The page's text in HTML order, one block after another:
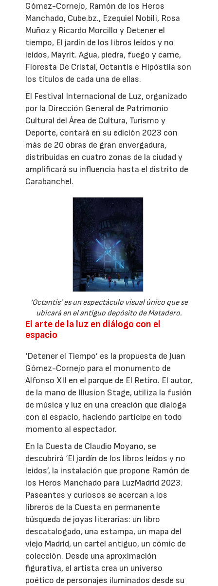
Gómez-Cornejo, Ramón de los Heros
Manchado, Cube.bz., Ezequiel Nobili, Rosa
Muñoz y Ricardo Morcillo y Detener el
tiempo, El jardín de los libros leídos y no
leídos, Mayrit. Agua, piedra, fuego y carne,
Floresta De Cristal, Octantis e Hipóstila son
los títulos de cada una de ellas.
El Festival Internacional de Luz, organizado
por la Dirección General de Patrimonio
Cultural del Área de Cultura, Turismo y
Deporte, contará en su edición 2023 con
más de 20 obras de gran envergadura,
distribuidas en cuatro zonas de la ciudad y
amplificará su influencia hasta el distrito de
Carabanchel.
‘Octantis’ es un espectáculo visual único que se
ubicará en el antiguo depósito de Matadero.
El arte de la luz en diálogo con el
espacio
‘Detener el Tiempo’ es la propuesta de Juan
Gómez-Cornejo para el monumento de
Alfonso XII en el parque de El Retiro. El autor,
de la mano de Illusion Stage, utiliza la fusión
de música y luz en una creación que dialoga
con el espacio, haciendo partícipe en todo
momento al espectador.
En la Cuesta de Claudio Moyano, se
descubrirá ‘El jardín de los libros leídos y no
leídos’, la instalación que propone Ramón de
los Heros Manchado para LuzMadrid 2023.
Paseantes y curiosos se acercan a los
libreros de la Cuesta en permanente
búsqueda de joyas literarias: un libro
descatalogado, una estampa, un mapa del
viejo Madrid, un cartel antiguo, un cómic de
colección. Desde una aproximación
figurativa, el artista crea un universo
poético de personajes iluminados desde su